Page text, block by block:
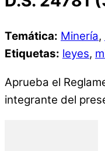
Temática: Minería,
Etiquetas: leyes,
Aprueba el
integrante del